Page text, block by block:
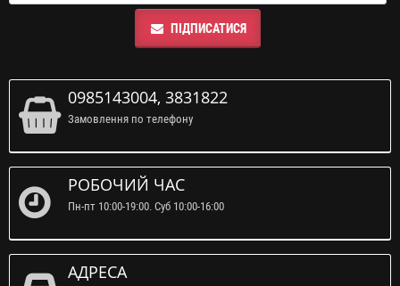
ПІДПИСАТИСЯ
0985143004, 3831822
Замовлення по телефону
РОБОЧИЙ ЧАС
Пн-пт 10:00-19:00. Суб 10:00-16:00
АДРЕСА